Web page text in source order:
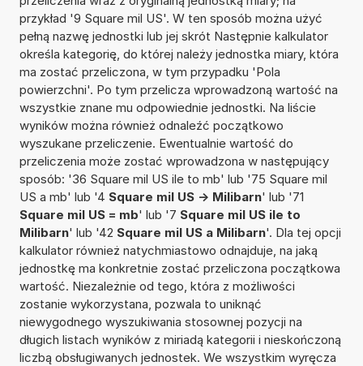
przykład '9 Square mil US'. W ten sposób można użyć
pełną nazwę jednostki lub jej skrót Następnie kalkulator
określa kategorię, do której należy jednostka miary, która
ma zostać przeliczona, w tym przypadku 'Pola
powierzchni'. Po tym przelicza wprowadzoną wartość na
wszystkie znane mu odpowiednie jednostki. Na liście
wyników można również odnaleźć początkowo
wyszukane przeliczenie. Ewentualnie wartość do
przeliczenia może zostać wprowadzona w następujący
sposób: '36 Square mil US ile to mb' lub '75 Square mil
US a mb' lub '4 Square mil US -> Milibarn' lub '71
Square mil US = mb' lub '7 Square mil US ile to
Milibarn' lub '42 Square mil US a Milibarn'. Dla tej opcji
kalkulator również natychmiastowo odnajduje, na jaką
jednostkę ma konkretnie zostać przeliczona początkowa
wartość. Niezależnie od tego, która z możliwości
zostanie wykorzystana, pozwala to uniknąć
niewygodnego wyszukiwania stosownej pozycji na
długich listach wyników z miriadą kategorii i nieskończoną
liczbą obsługiwanych jednostek. We wszystkim wyręcza